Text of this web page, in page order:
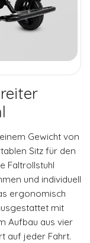
Gewicht von
Sitz für den
Faltrollstuhl
und individuell
ergonomisch
mit
Aufbau aus vier
auf jeder Fahrt.